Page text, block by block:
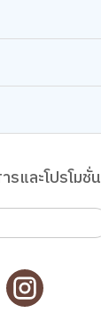
รและโปรโมชั่น